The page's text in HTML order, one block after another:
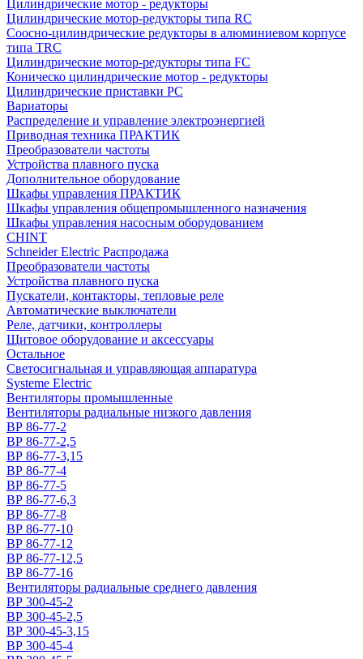
Цилиндрические мотор - редукторы
Цилиндрические мотор-редукторы типа RC
Соосно-цилиндрические редукторы в алюминиевом корпусе
типа TRC
Цилиндрические мотор-редукторы типа FC
Коническо цилиндрические мотор - редукторы
Цилиндрические приставки PC
Вариаторы
Распределение и управление электроэнергией
Приводная техника ПРАКТИК
Преобразователи частоты
Устройства плавного пуска
Дополнительное оборудование
Шкафы управления ПРАКТИК
Шкафы управления общепромышленного назначения
Шкафы управления насосным оборудованием
CHINT
Schneider Electric Распродажа
Преобразователи частоты
Устройства плавного пуска
Пускатели, контакторы, тепловые реле
Автоматические выключатели
Реле, датчики, контроллеры
Щитовое оборудование и аксессуары
Остальное
Светосигнальная и управляющая аппаратура
Systeme Electric
Вентиляторы промышленные
Вентиляторы радиальные низкого давления
ВР 86-77-2
ВР 86-77-2,5
ВР 86-77-3,15
ВР 86-77-4
ВР 86-77-5
ВР 86-77-6,3
ВР 86-77-8
ВР 86-77-10
ВР 86-77-12
ВР 86-77-12,5
ВР 86-77-16
Вентиляторы радиальные среднего давления
ВР 300-45-2
ВР 300-45-2,5
ВР 300-45-3,15
ВР 300-45-4